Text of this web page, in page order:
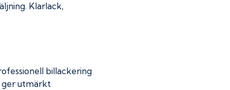
Klarlack,
billackering
ger utmärkt